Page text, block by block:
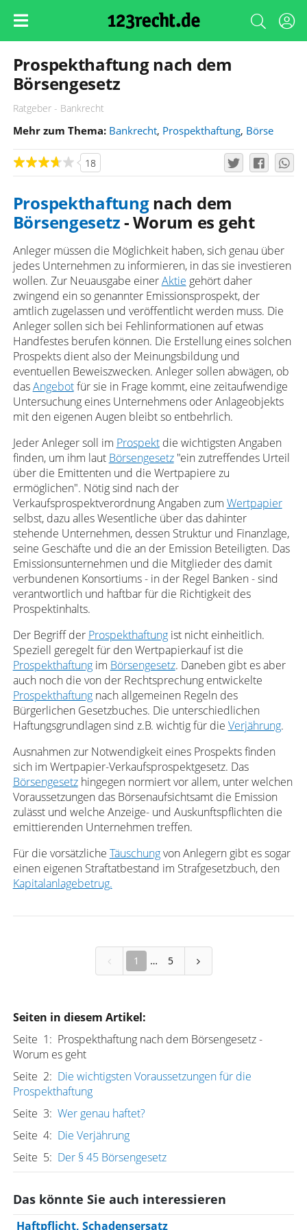
Prospekthaftung nach dem
Börsengesetz
Ratgeber - Bankrecht
Mehr zum Thema: Bankrecht, Prospekthaftung, Börse
18
Prospekthaftungnach dem
Börsengesetz- Worum es geht
Anleger müssen die Möglichkeit haben, sich genau über
jedes Unternehmen zu informieren, in das sie investieren
wollen. Zur Neuausgabe einerAktie gehört daher
zwingend ein so genannter Emissionsprospekt, der
amtlich zugelassen und veröffentlicht werden muss. Die
Anleger sollen sich bei Fehlinformationen auf etwas
Handfestes berufen können. Die Erstellung eines solchen
Prospekts dient also der Meinungsbildung und
eventuellen Beweiszwecken. Anleger sollen abwägen, ob
dasAngebotfür sie in Frage kommt, eine zeitaufwendige
Untersuchung eines Unternehmens oder Anlageobjekts
mit den eigenen Augen bleibt so entbehrlich.
Jeder Anleger soll im Prospektdie wichtigsten Angaben
finden, um ihm laut Börsengesetz"ein zutreffendes Urteil
über die Emittenten und die Wertpapiere zu
ermöglichen". Nötig sind nach der
Verkaufsprospektverordnung Angaben zum Wertpapier
selbst, dazu alles Wesentliche über das dahinter
stehende Unternehmen, dessen Struktur und Finanzlage,
seine Geschäfte und die an der Emission Beteiligten. Das
Emissionsunternehmen und die Mitglieder des damit
verbundenen Konsortiums - in der Regel Banken - sind
verantwortlich und haftbar für die Richtigkeit des
Prospektinhalts.
Der Begriff der Prospekthaftungist nicht einheitlich.
Speziell geregelt für den Wertpapierkauf ist die
Prospekthaftungim Börsengesetz. Daneben gibt es aber
auch noch die von der Rechtsprechung entwickelte
Prospekthaftungnach allgemeinen Regeln des
Bürgerlichen Gesetzbuches. Die unterschiedlichen
Haftungsgrundlagen sind z.B. wichtig für die Verjährung.
Ausnahmen zur Notwendigkeit eines Prospekts finden
sich im Wertpapier-Verkaufsprospektgesetz. Das
Börsengesetzhingegen normiert vor allem, unter welchen
Voraussetzungen das Börsenaufsichtsamt die Emission
zulässt und welche Anzeige- und Auskunftspflichten die
emittierenden Unternehmen treffen.
Für die vorsätzliche Täuschungvon Anlegern gibt es sogar
einen eigenen Straftatbestand im Strafgesetzbuch, den
Kapitalanlagebetrug.
1 5
Seiten in diesem Artikel:
Seite 1: Prospekthaftung nach dem Börsengesetz -
Worum es geht
Seite 2: Die wichtigsten Voraussetzungen für die
Prospekthaftung
Seite 3: Wer genau haftet?
Seite 4: Die Verjährung
Seite 5: Der § 45 Börsengesetz
Das könnte Sie auch interessieren
Haftpflicht, Schadensersatz